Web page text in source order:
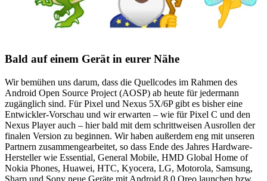
Bald auf einem Gerät in eurer Nähe
Wir bemühen uns darum, dass die Quellcodes im Rahmen des
Android Open Source Project (AOSP) ab heute für jedermann
zugänglich sind. Für Pixel und Nexus 5X/6P gibt es bisher eine
Entwickler-Vorschau und wir erwarten – wie für Pixel C und den
Nexus Player auch – hier bald mit dem schrittweisen Ausrollen der
finalen Version zu beginnen. Wir haben außerdem eng mit unseren
Partnern zusammengearbeitet, so dass Ende des Jahres Hardware-
Hersteller wie Essential, General Mobile, HMD Global Home of
Nokia Phones, Huawei, HTC, Kyocera, LG, Motorola, Samsung,